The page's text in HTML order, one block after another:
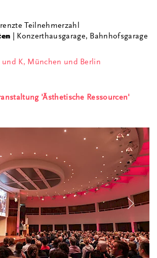
Teilnehmerzahl
| Konzerthausgarage, Bahnhofsgarage
K, München und Berlin
'Ästhetische Ressourcen'